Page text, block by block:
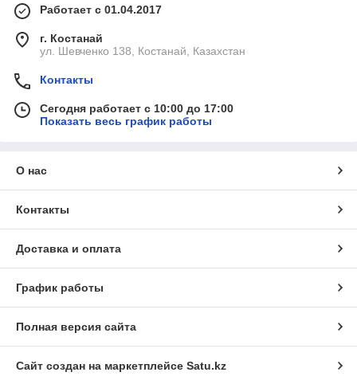
Работает с 01.04.2017
г. Костанай
ул. Шевченко 138, Костанай, Казахстан
Контакты
Сегодня работает с 10:00 до 17:00
Показать весь график работы
О нас
Контакты
Доставка и оплата
График работы
Полная версия сайта
Сайт создан на маркетплейсе Satu.kz